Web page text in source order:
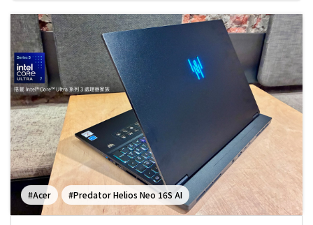
#Acer #Predator Helios Neo 16S AI